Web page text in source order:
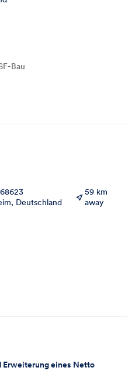
Bau
Deutschland
59 km
away
Erweiterung eines Netto